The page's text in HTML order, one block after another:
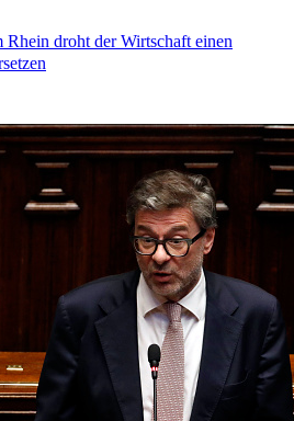
Rhein droht der Wirtschaft einen